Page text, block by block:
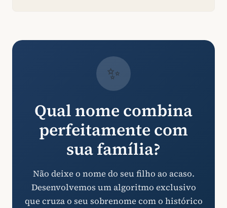
✨
Qual nome combina
perfeitamente com
sua família?
Não deixe o nome do seu filho ao acaso.
Desenvolvemos um algoritmo exclusivo
que cruza o seu sobrenome com o histórico